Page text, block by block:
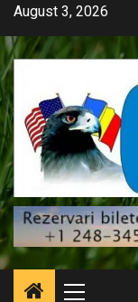
Skip
content
August 3, 2026